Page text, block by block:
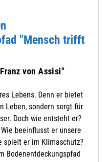
"Mensch trifft
von Assisi"
Lebens. Denn er bietet
Leben, sondern sorgt für
Doch wie entsteht er?
beeinflusst er unsere
spielt er im Klimaschutz?
Bodenentdeckungspfad